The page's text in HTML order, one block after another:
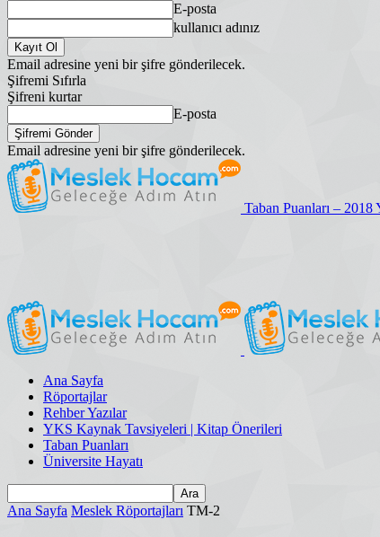
E-posta
kullanıcı adınız
Email adresine yeni bir şifre gönderilecek.
Şifremi Sıfırla
Şifreni kurtar
E-posta
Email adresine yeni bir şifre gönderilecek.
Taban Puanları –
Ana Sayfa
Röportajlar
Rehber Yazılar
YKS Kaynak Tavsiyeleri | Kitap Önerileri
Taban Puanları
Üniversite Hayatı
Ana Sayfa Meslek Röportajları TM-2